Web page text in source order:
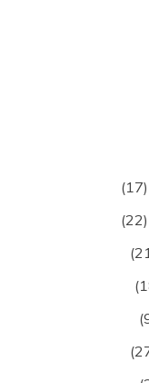
(17)
(22)